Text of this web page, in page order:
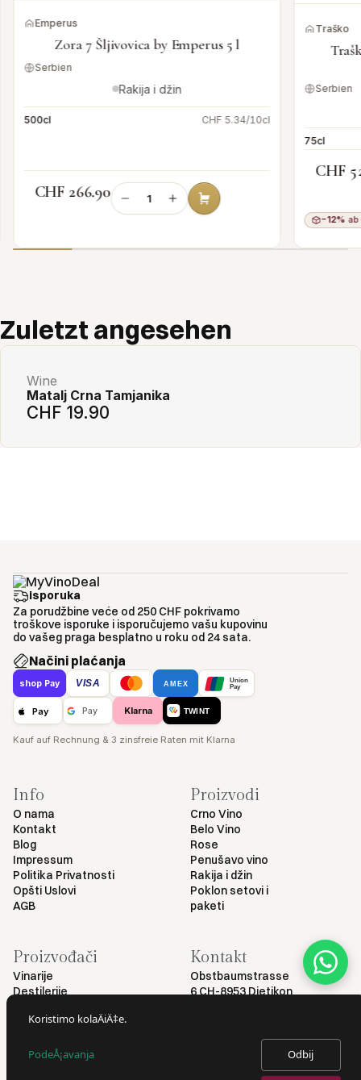
Emperus
Zora 7 Šljivovica by Emperus 5 l
Serbien
Rakija i džin
500cl CHF 5.34/10cl
CHF 266.90
Traško
Serbien
75cl
CHF
−12% ab
Zuletzt angesehen
Wine
Matalj Crna Tamjanika
CHF 19.90
isporuka
Za porudžbine veće od 250 CHF pokrivamo
troškove isporuke i isporučujemo vašu kupovinu
do vašeg praga besplatno u roku od 24 sata.
Načini plaćanja
shop Pay VISA AMEX
Union
Pay
Pay Pay Klarna TWINT
Kauf auf Rechnung & 3 zinsfreie Raten mit Klarna
Info
O nama
Kontakt
Blog
Impressum
Politika Privatnosti
Opšti Uslovi
AGB
Proizvodi
Crno Vino
Belo Vino
Rose
Penušavo vino
Rakija i džin
Poklon setovi i
paketi
Proizvođači
Vinarije
Destilerije
Kontakt
Obstbaumstrasse
6 CH-8953 Dietikon
Koristimo kolaÄiÄ‡e.
PodeÅ¡avanja Odbij